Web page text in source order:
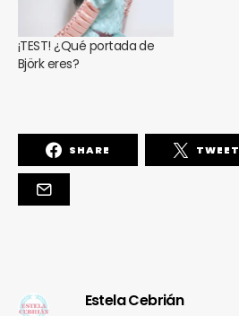
¡TEST! ¿Qué portada de
Björk eres?
SHARE TWEET
Estela Cebrián